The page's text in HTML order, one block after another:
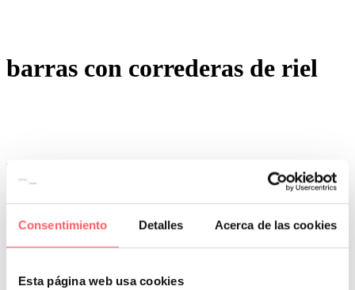
Consentimiento Detalles Acerca de las cookies
Esta página web usa cookies
barras con correderas de riel
0
11 Mar:Silent Gliss : El sonido del silencio en un riel
o barra
Si tenemos una ventana encajonada en un hueco o con muy poco